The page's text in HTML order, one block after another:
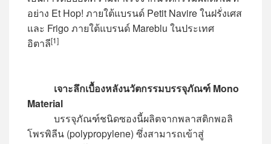
อย่าง Et Hop! ภายใต้แบรนด์ Petit Navire ในฝรั่งเศส
และ Frigo ภายใต้แบรนด์ Mareblu ในประเทศ
อิตาลี[1]
เจาะลึกเบื้องหลังนวัตกรรมบรรจุภัณฑ์ Mono
Material
บรรจุภัณฑ์ชนิดซองนี้ผลิตจากพลาสติกพอลิ
โพรพิลีน (polypropylene) ซึ่งสามารถเข้าสู่